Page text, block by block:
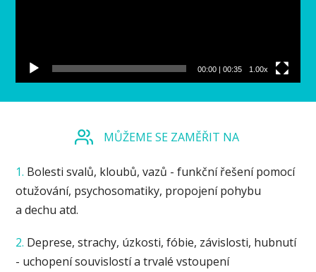
00:00| 00:35 1.00x
MŮŽEME SE ZAMĚŘIT NA
1. Bolesti svalů, kloubů, vazů - funkční řešení pomocí
otužování, psychosomatiky, propojení pohybu
a dechu atd.
2. Deprese, strachy, úzkosti, fóbie, závislosti, hubnutí
- uchopení souvislostí a trvalé vstoupení